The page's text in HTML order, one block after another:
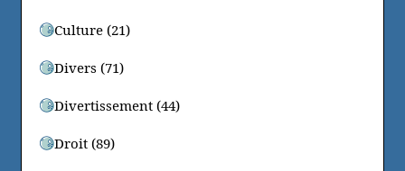
Culture (21)
Divers (71)
Divertissement (44)
Droit (89)